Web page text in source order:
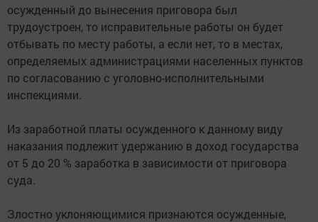
осужденный до вынесения приговора был
трудоустроен, то исправительные работы он будет
отбывать по месту работы, а если нет, то в местах,
определяемых администрациями населенных пунктов
по согласованию с уголовно-исполнительными
инспекциями.
Из заработной платы осужденного к данному виду
наказания подлежит удержанию в доход государства
от 5 до 20 % заработка в зависимости от приговора
суда.
Злостно уклоняющимися признаются осужденные,